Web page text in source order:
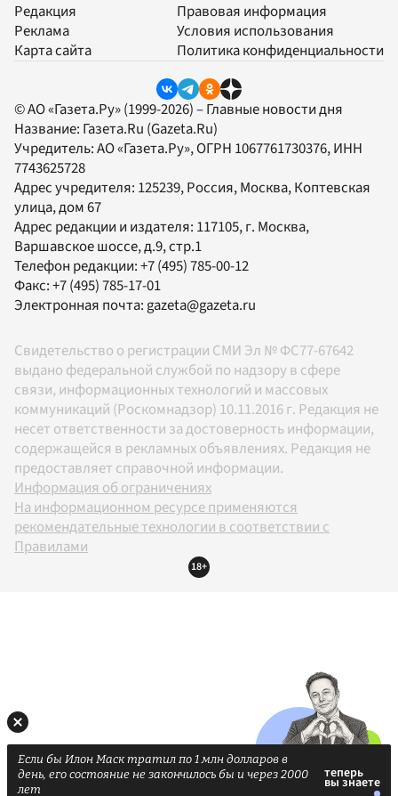
Редакция
Реклама
Карта сайта
Правовая информация
Условия использования
Политика конфиденциальности
© АО «Газета.Ру» (1999-2026) – Главные новости дня
Название: Газета.Ru (Gazeta.Ru)
Учредитель:АО «Газета.Ру», ОГРН 1067761730376, ИНН
7743625728
Адрес учредителя: 125239, Россия, Москва, Коптевская
улица, дом 67
Адрес редакции и издателя: 117105, г. Москва,
Варшавское шоссе, д.9, стр.1
Телефон редакции:+7 (495) 785-00-12
Факс:+7 (495) 785-17-01
Электронная почта:gazeta@gazeta.ru
Свидетельство о регистрации СМИ Эл № ФС77-67642
выдано федеральной службой по надзору в сфере
связи, информационных технологий и массовых
коммуникаций (Роскомнадзор) 10.11.2016 г. Редакция не
несет ответственности за достоверность информации,
содержащейся в рекламных объявлениях. Редакция не
предоставляет справочной информации.
Информация об ограничениях
На информационном ресурсе применяются
рекомендательные технологии в соответствии с
Правилами
18+
Если бы Илон Маск тратил по 1 млн долларов в
день, его состояние не закончилось бы и через 2000
лет